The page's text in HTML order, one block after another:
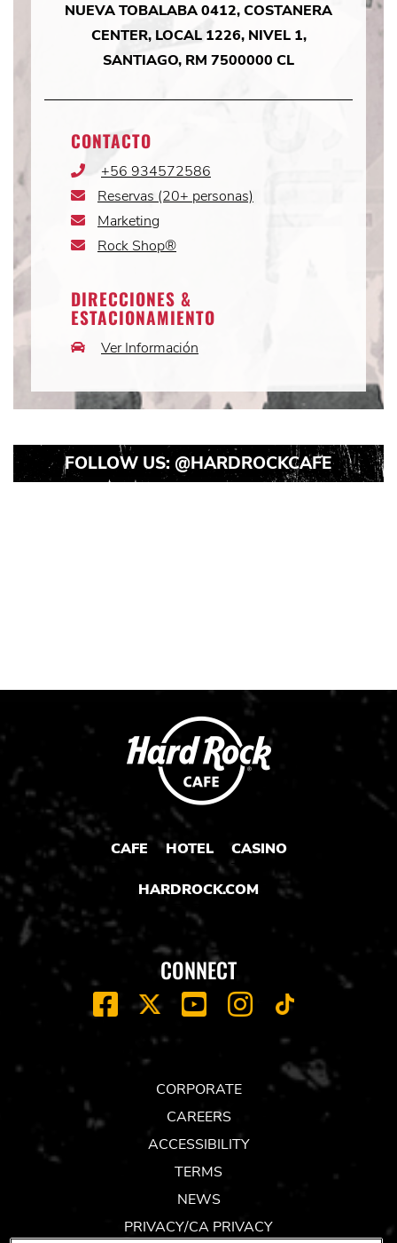
NUEVA TOBALABA 0412, COSTANERA
CENTER, LOCAL 1226, NIVEL 1,
SANTIAGO, RM 7500000 CL
CONTACTO
Phone+56 934572586
Email
Reservas (20+ personas)
Email
Marketing
Email
Rock Shop®
DIRECCIONES &
ESTACIONAMIENTO
CarVer Información
FOLLOW US: @HARDROCKCAFE
CAFE HOTEL CASINO
HARDROCK.COM
CONNECT
FACEBOOK
X YOUTUBEINSTAGRAM
CORPORATE
CAREERS
ACCESSIBILITY
TERMS
NEWS
PRIVACY/CA PRIVACY